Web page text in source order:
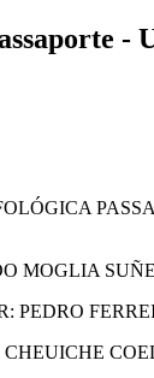
-
MOGLIA SUÑE
PEDRO